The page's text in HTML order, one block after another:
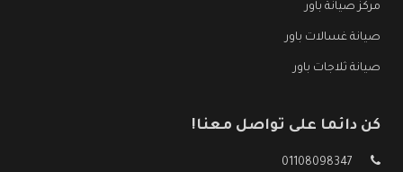
مركز صيانة باور
صيانة غسالات باور
صيانة ثلاجات باور
كن دائما على تواصل معنا!
01108098347